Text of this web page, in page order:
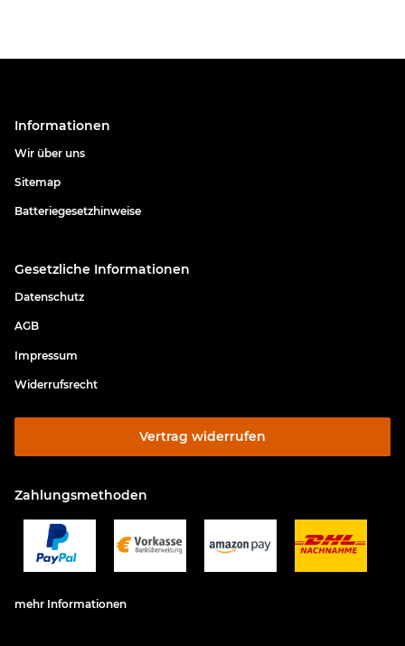
Informationen
Wir über uns
Sitemap
Batteriegesetzhinweise
Gesetzliche Informationen
Datenschutz
AGB
Impressum
Widerrufsrecht
Vertrag widerrufen
Zahlungsmethoden
mehr Informationen